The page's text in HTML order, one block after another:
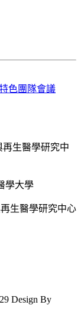
色團隊會議
生醫學研究中
學大學
醫學研究中心
Design By